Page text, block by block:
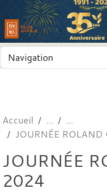
Accueil
JOURNÉE
JOURNÉE
2024
Panneau de gestion des